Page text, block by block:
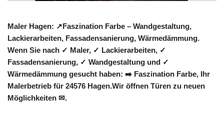
Maler Hagen: ↗️Faszination Farbe – Wandgestaltung,
Lackierarbeiten, Fassadensanierung, Wärmedämmung.
Wenn Sie nach ✓ Maler, ✓ Lackierarbeiten, ✓
Fassadensanierung, ✓ Wandgestaltung und ✓
Wärmedämmung gesucht haben: ➡️ Faszination Farbe, Ihr
Malerbetrieb für 24576 Hagen.Wir öffnen Türen zu neuen
Möglichkeiten ✉.